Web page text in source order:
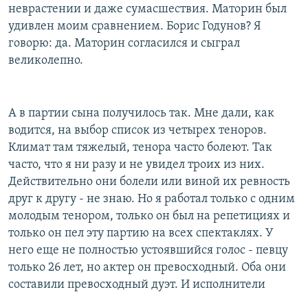
неврастении и даже сумасшествия. Маторин был
удивлен моим сравнением. Борис Годунов? Я
говорю: да. Маторин согласился и сыграл
великолепно.
А в партии сына получилось так. Мне дали, как
водится, на выбор список из четырех теноров.
Климат там тяжелый, тенора часто болеют. Так
часто, что я ни разу и не увидел троих из них.
Действительно они болели или виной их ревность
друг к другу - не знаю. Но я работал только с одним
молодым тенором, только он был на репетициях и
только он пел эту партию на всех спектаклях. У
него еще не полностью устоявшийся голос - певцу
только 26 лет, но актер он превосходный. Оба они
составили превосходный дуэт. И исполнители